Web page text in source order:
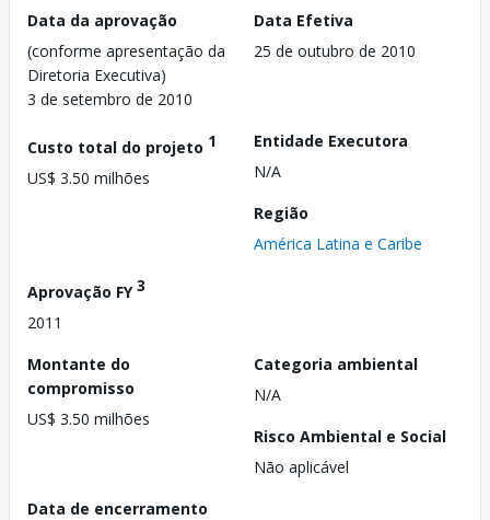
Data da aprovação
(conforme apresentação da
Diretoria Executiva)
3 de setembro de 2010
Data Efetiva
25 de outubro de 2010
Custo total do projeto 1
US$ 3.50 milhões
Entidade Executora
N/A
Região
América Latina e Caribe
Aprovação FY3
2011
Montante do
compromisso
US$ 3.50 milhões
Categoria ambiental
N/A
Risco Ambiental e Social
Não aplicável
Data de encerramento